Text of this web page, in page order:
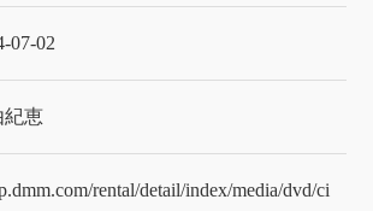
07-02
紀恵
rental/detail/index/media/dvd/ci